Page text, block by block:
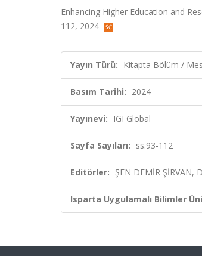
Enhancing Higher Education and
112, 2024
Yayın Türü: Kitapta Bölüm /
Basım Tarihi: 2024
Yayınevi: IGI Global
Sayfa Sayıları: ss.93-112
Editörler: ŞEN DEMİR ŞİRVAN,
Isparta Uygulamalı Bilimler